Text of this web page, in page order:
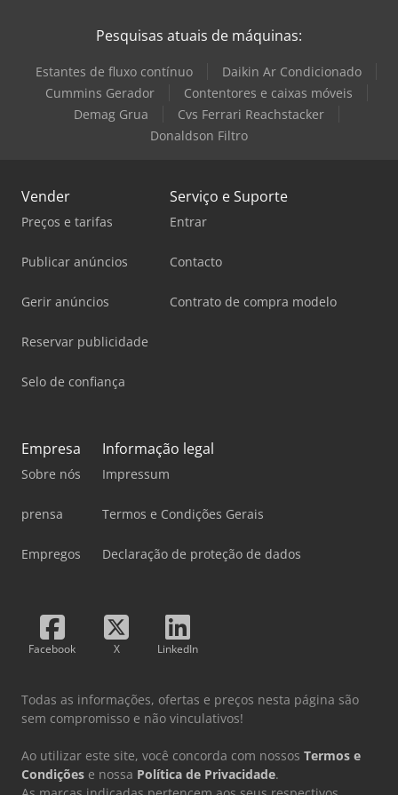
Pesquisas atuais de máquinas:
Estantes de fluxo contínuo
Daikin Ar Condicionado
Cummins Gerador
Contentores e caixas móveis
Demag Grua
Cvs Ferrari Reachstacker
Donaldson Filtro
Vender
Preços e tarifas
Publicar anúncios
Gerir anúncios
Reservar publicidade
Selo de confiança
Serviço e Suporte
Entrar
Contacto
Contrato de compra modelo
Empresa
Sobre nós
prensa
Empregos
Informação legal
Impressum
Termos e Condições Gerais
Declaração de proteção de dados
Facebook X LinkedIn
Todas as informações, ofertas e preços nesta página são
sem compromisso e não vinculativos!
Ao utilizar este site, você concorda com nossos Termos e
Condições e nossa Política de Privacidade.